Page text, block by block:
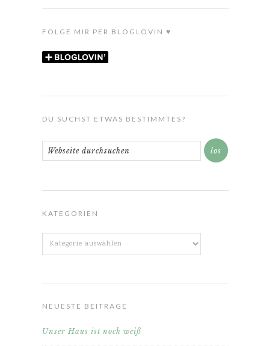
FOLGE MIR PER BLOGLOVIN ♥
DU SUCHST ETWAS BESTIMMTES?
KATEGORIEN
Kategorien
NEUESTE BEITRÄGE
Unser Haus ist noch weiß